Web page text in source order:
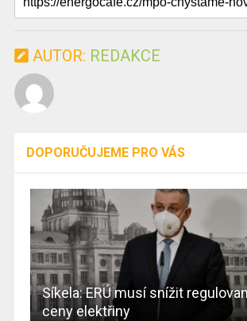
AUTOR: REDAKCE
DOPORUČUJEME PRO VÁS
Síkela: ERÚ musí snížit
ceny elektřiny